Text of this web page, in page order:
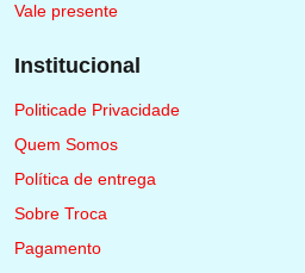
Vale presente
Institucional
Politicade Privacidade
Quem Somos
Política de entrega
Sobre Troca
Pagamento